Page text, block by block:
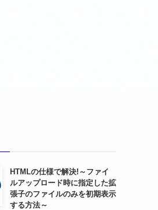
HTMLの仕様で解決!～ファイ
ルアップロード時に指定した拡
張子のファイルのみを初期表示
する方法～